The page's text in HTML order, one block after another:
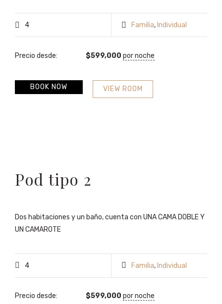
4 Familia, Individual
Precio desde: $599,000 por noche
VIEW ROOM
BOOK NOW
Pod tipo 2
Dos habitaciones y un baño, cuenta con UNA CAMA DOBLE Y
UN CAMAROTE
4 Familia, Individual
Precio desde: $599,000 por noche